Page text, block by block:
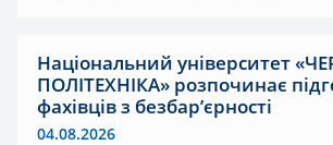
Національний університет
ПОЛІТЕХНІКА» розпочинає
фахівців з безбар’єрності
04.08.2026